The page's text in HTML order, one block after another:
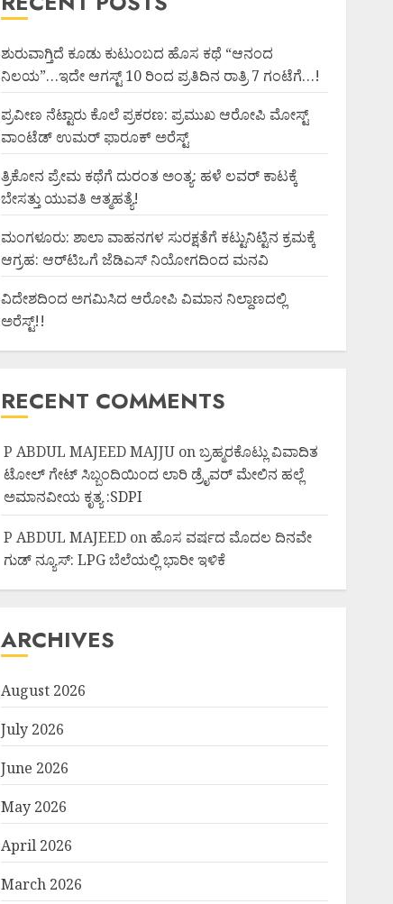
ಶುರುವಾಗ್ತಿದೆ ಕೂಡು ಕುಟುಂಬದ ಹೊಸ ಕಥೆ “ಆನಂದ
ನಿಲಯ”…ಇದೇ ಆಗಸ್ಟ್ 10 ರಿಂದ ಪ್ರತಿದಿನ ರಾತ್ರಿ 7 ಗಂಟೆಗೆ…!
ಪ್ರವೀಣ ನೆಟ್ಟಾರು ಕೊಲೆ ಪ್ರಕರಣ: ಪ್ರಮುಖ ಆರೋಪಿ ಮೋಸ್ಟ್
ವಾಂಟೆಡ್ ಉಮರ್ ಫಾರೂಕ್ ಅರೆಸ್ಟ್
ತ್ರಿಕೋನ ಪ್ರೇಮ ಕಥೆಗೆ ದುರಂತ ಅಂತ್ಯ: ಹಳೆ ಲವರ್ ಕಾಟಕ್ಕೆ
ಬೇಸತ್ತು ಯುವತಿ ಆತ್ಮಹತ್ಯೆ!
ಮಂಗಳೂರು: ಶಾಲಾ ವಾಹನಗಳ ಸುರಕ್ಷತೆಗೆ ಕಟ್ಟುನಿಟ್ಟಿನ ಕ್ರಮಕ್ಕೆ
ಆಗ್ರಹ: ಆರ್‌ಟಿಒಗೆ ಜೆಡಿಎಸ್ ನಿಯೋಗದಿಂದ ಮನವಿ
ವಿದೇಶದಿಂದ ಅಗಮಿಸಿದ ಆರೋಪಿ ವಿಮಾನ ನಿಲ್ದಾಣದಲ್ಲಿ
ಅರೆಸ್ಟ್‌!!
RECENT COMMENTS
P ABDUL MAJEED MAJJUonಬ್ರಹ್ಮರಕೊಟ್ಲು ವಿವಾದಿತ
ಟೋಲ್ ಗೇಟ್ ಸಿಬ್ಬಂದಿಯಿಂದ ಲಾರಿ ಡ್ರೈವರ್ ಮೇಲಿನ ಹಲ್ಲೆ
ಅಮಾನವೀಯ ಕೃತ್ಯ :SDPI
P ABDUL MAJEEDon ಹೊಸ ವರ್ಷದ ಮೊದಲ ದಿನವೇ
ಗುಡ್ ನ್ಯೂಸ್: LPG ಬೆಲೆಯಲ್ಲಿ ಭಾರೀ ಇಳಿಕೆ
ARCHIVES
August 2026
July 2026
June 2026
May 2026
April 2026
March 2026